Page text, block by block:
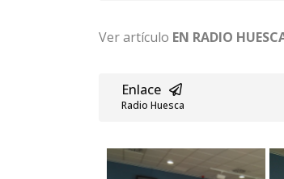
Ver artículo EN RADIO
Enlace
Radio Huesca